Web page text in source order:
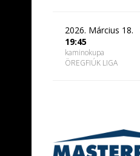
2026. Március 18.
19:45
kaminokupa
ÖREGFIÚK LIGA